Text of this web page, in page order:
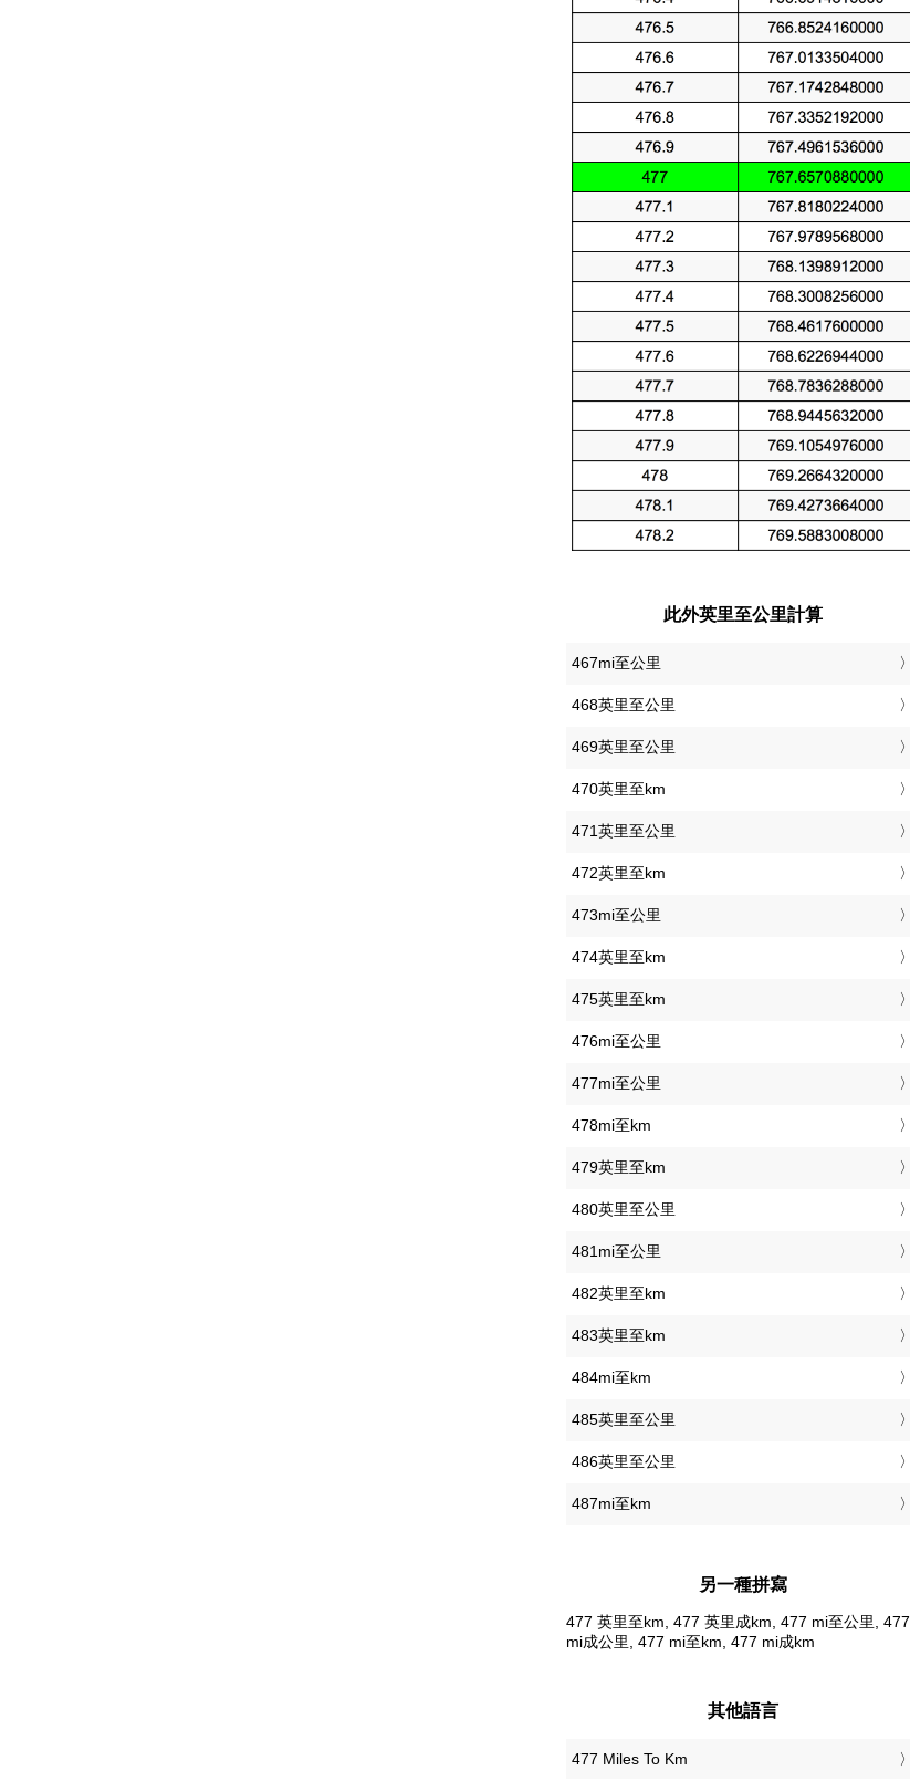
此外英里至公里計算
467mi至公里
468英里至公里
469英里至公里
470英里至km
471英里至公里
472英里至km
473mi至公里
474英里至km
475英里至km
476mi至公里
477mi至公里
478mi至km
479英里至km
480英里至公里
481mi至公里
482英里至km
483英里至km
484mi至km
485英里至公里
486英里至公里
487mi至km
另一種拼寫
477 英里至km, 477 英里成km, 477 mi至公里, 477
mi成公里, 477 mi至km, 477 mi成km
其他語言
‎477 Miles To Km